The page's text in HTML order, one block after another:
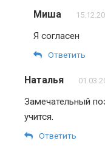
Миша
Я согласен
Ответить
Наталья
Замечательный
учится.
Ответить